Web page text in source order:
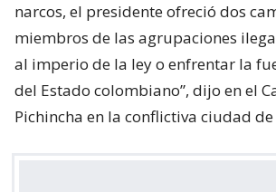
narcos, el presidente ofreció dos
miembros de las agrupaciones
al imperio de la ley o enfrentar la
del Estado colombiano”, dijo en el
Pichincha en la conflictiva ciudad de